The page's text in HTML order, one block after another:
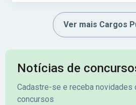
Ver mais Cargos
Notícias de
Cadastre-se e receba novidades
concursos